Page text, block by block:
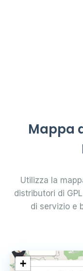
Mappa
Utilizza la
distributori di
di servizio e
+